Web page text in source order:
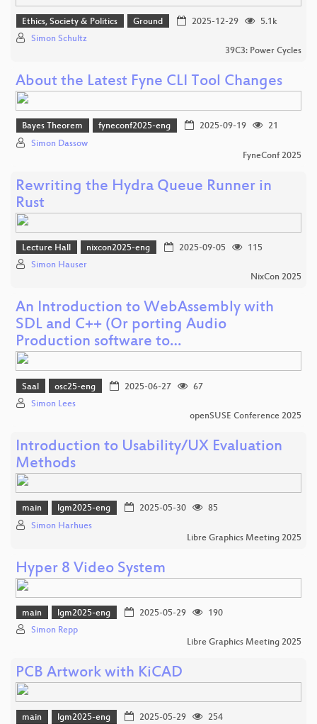
Ethics, Society & Politics Ground 2025-12-29
5.1k
Simon Schultz
39C3: Power Cycles
About the Latest Fyne CLI Tool Changes
Bayes Theorem fyneconf2025-eng 2025-09-19
21
Simon Dassow
FyneConf 2025
Rewriting the Hydra Queue Runner in
Rust
Lecture Hall nixcon2025-eng 2025-09-05
115
Simon Hauser
NixCon 2025
An Introduction to WebAssembly with
SDL and C++ (Or porting Audio
Production software to…
Saal osc25-eng 2025-06-27
67
Simon Lees
openSUSE Conference 2025
Introduction to Usability/UX Evaluation
Methods
main lgm2025-eng 2025-05-30
85
Simon Harhues
Libre Graphics Meeting 2025
Hyper 8 Video System
main lgm2025-eng 2025-05-29
190
Simon Repp
Libre Graphics Meeting 2025
PCB Artwork with KiCAD
main lgm2025-eng 2025-05-29
254